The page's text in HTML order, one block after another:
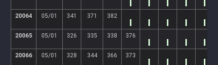
20064 05/01 341 371 382
20065 05/01 326 335 338 376
20066 05/01 328 344 366 373